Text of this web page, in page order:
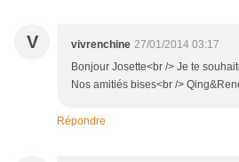
V vivrenchine 27/01/2014 03:17
Bonjour Josette<br /> Je te
Nos amitiés bises<br />
Répondre